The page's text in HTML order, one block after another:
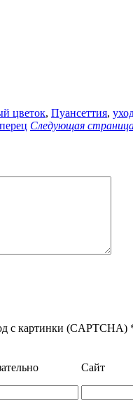
цветок, Пуансеттия,
Следующая
с картинки (CAPTCHA)
Сайт